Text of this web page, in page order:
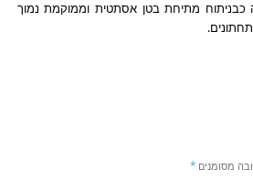
מתיחת בטן אסתטית וממוקמת נמוך
מסומנים *